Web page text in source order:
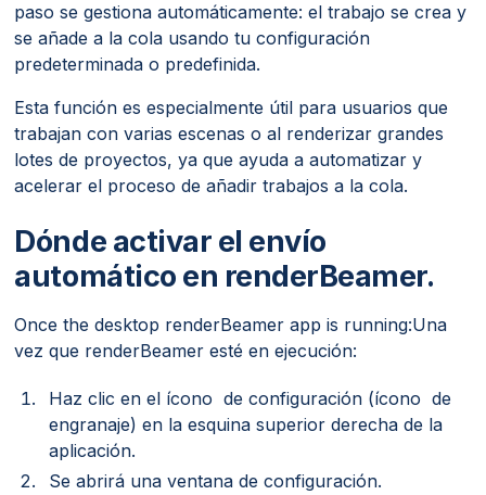
paso se gestiona automáticamente: el trabajo se crea y
se añade a la cola usando tu configuración
predeterminada o predefinida.
Esta función es especialmente útil para usuarios que
trabajan con varias escenas o al renderizar grandes
lotes de proyectos, ya que ayuda a automatizar y
acelerar el proceso de añadir trabajos a la cola.
Dónde activar el envío
automático en renderBeamer.
Once the desktop renderBeamer app is running:Una
vez que renderBeamer esté en ejecución:
Haz clic en el ícono de configuración (ícono de
engranaje) en la esquina superior derecha de la
aplicación.
Se abrirá una ventana de configuración.